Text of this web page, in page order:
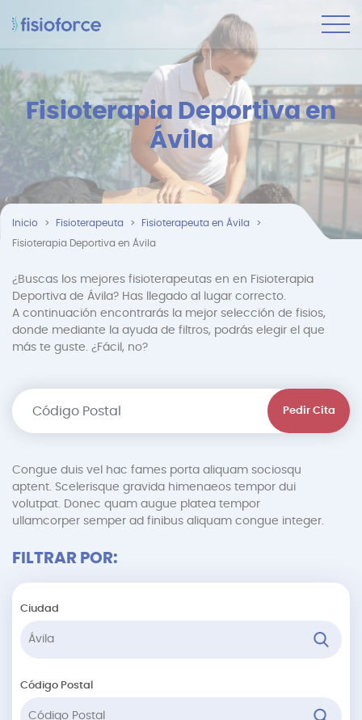
Fisioterapia Deportiva en
Ávila
Inicio Fisioterapeuta Fisioterapeuta en Ávila
Fisioterapia Deportiva en Ávila
¿Buscas los mejores fisioterapeutas en en Fisioterapia
Deportiva de Ávila? Has llegado al lugar correcto.
A continuación encontrarás la mejor selección de fisios,
donde mediante la ayuda de filtros, podrás elegir el que
más te guste. ¿Fácil, no?
Pedir Cita
Congue duis vel hac fames porta aliquam sociosqu
aptent. Scelerisque gravida himenaeos tempor dui
volutpat. Donec quam augue platea tempor
ullamcorper semper ad finibus aliquam congue integer.
FILTRAR POR:
Ciudad
Código Postal